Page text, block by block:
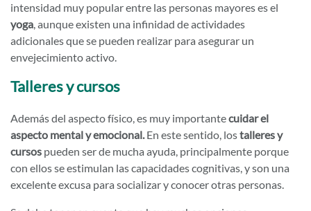
intensidad muy popular entre las personas mayores es el
yoga, aunque existen una infinidad de actividades
adicionales que se pueden realizar para asegurar un
envejecimiento activo.
Talleres y cursos
Además del aspecto físico, es muy importantecuidar el
aspecto mental y emocional.En este sentido, lostalleres y
cursos pueden ser de mucha ayuda, principalmente porque
con ellos se estimulan las capacidades cognitivas, y son una
excelente excusa para socializar y conocer otras personas.